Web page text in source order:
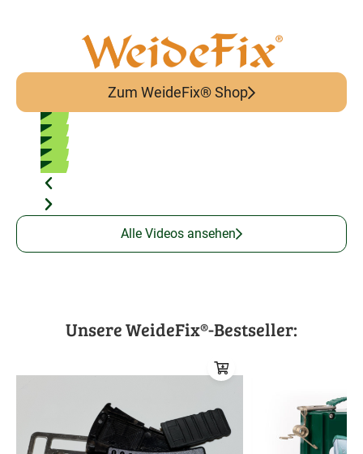
Zum WeideFix® Shop
Alle Videos ansehen
Unsere WeideFix®-Bestseller: